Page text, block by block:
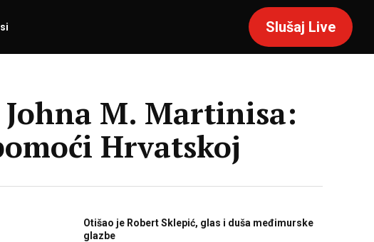
Slušaj Live
M. Martinisa:
Hrvatskoj
Otišao je Robert Sklepić, glas i duša međimurske
glazbe